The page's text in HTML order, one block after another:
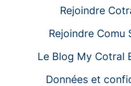
Rejoindre
Rejoindre Comu
Le Blog My Cotral
Données et